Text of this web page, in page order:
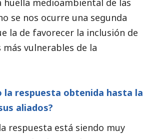
huella medioambiental de las
se nos ocurre una segunda
la de favorecer la inclusión de
más vulnerables de la
la respuesta obtenida hasta la
aliados?
respuesta está siendo muy